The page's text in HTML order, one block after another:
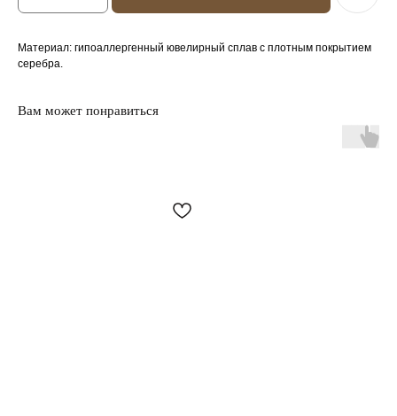
Материал: гипоаллергенный ювелирный сплав с плотным покрытием
серебра.
Вам может понравиться